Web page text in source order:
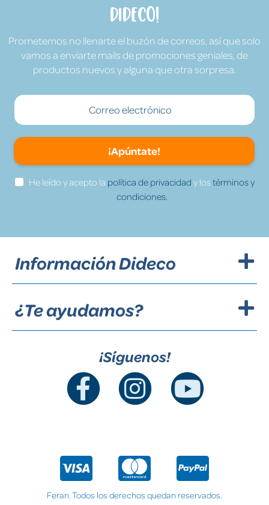
Dideco!
Prometemos no llenarte el buzón de correos, así que solo
vamos a enviarte mails de promociones geniales, de
productos nuevos y alguna que otra sorpresa.
¡Apúntate!
He leído y acepto la política de privacidad y lostérminos y
condiciones.
Información Dideco
¿Te ayudamos?
¡Síguenos!
Feran. Todos los derechos quedan reservados.